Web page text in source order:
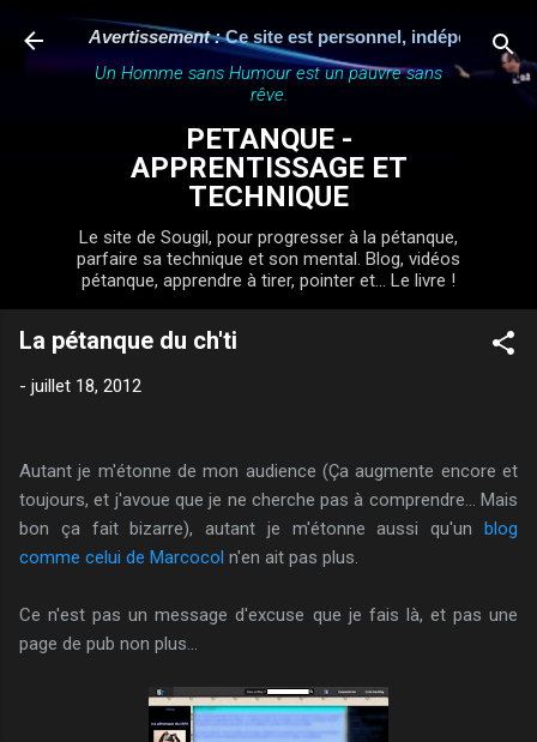
Accéder au contenu principal
Avertissement : Ce site est personnel, indépendant et n'a
Un Homme sans Humour est un pauvre sans
rêve.
PETANQUE -
APPRENTISSAGE ET
TECHNIQUE
Le site de Sougil, pour progresser à la pétanque,
parfaire sa technique et son mental. Blog, vidéos
pétanque, apprendre à tirer, pointer et... Le livre !
La pétanque du ch'ti
- juillet 18, 2012
Autant je m'étonne de mon audience (Ça augmente encore et
toujours, et j'avoue que je ne cherche pas à comprendre... Mais
bon ça fait bizarre), autant je m'étonne aussi qu'un blog
comme celui de Marcocol n'en ait pas plus.
Ce n'est pas un message d'excuse que je fais là, et pas une
page de pub non plus...